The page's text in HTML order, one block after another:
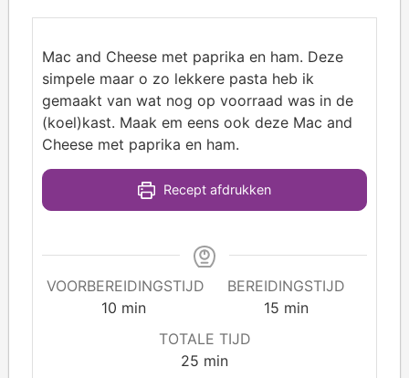
Mac and Cheese met paprika en ham. Deze
simpele maar o zo lekkere pasta heb ik
gemaakt van wat nog op voorraad was in de
(koel)kast. Maak em eens ook deze Mac and
Cheese met paprika en ham.
Recept afdrukken
VOORBEREIDINGSTIJD
10 min
BEREIDINGSTIJD
15 min
TOTALE TIJD
25 min